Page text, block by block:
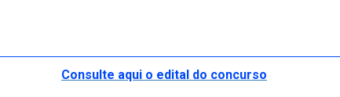
Consulte aqui o edital do concurso